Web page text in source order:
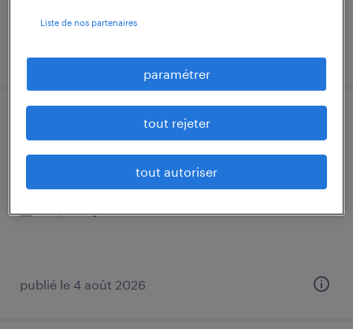
intérim
publié le 4 août 2026
Liste de nos partenaires
paramétrer
tout rejeter
tout autoriser